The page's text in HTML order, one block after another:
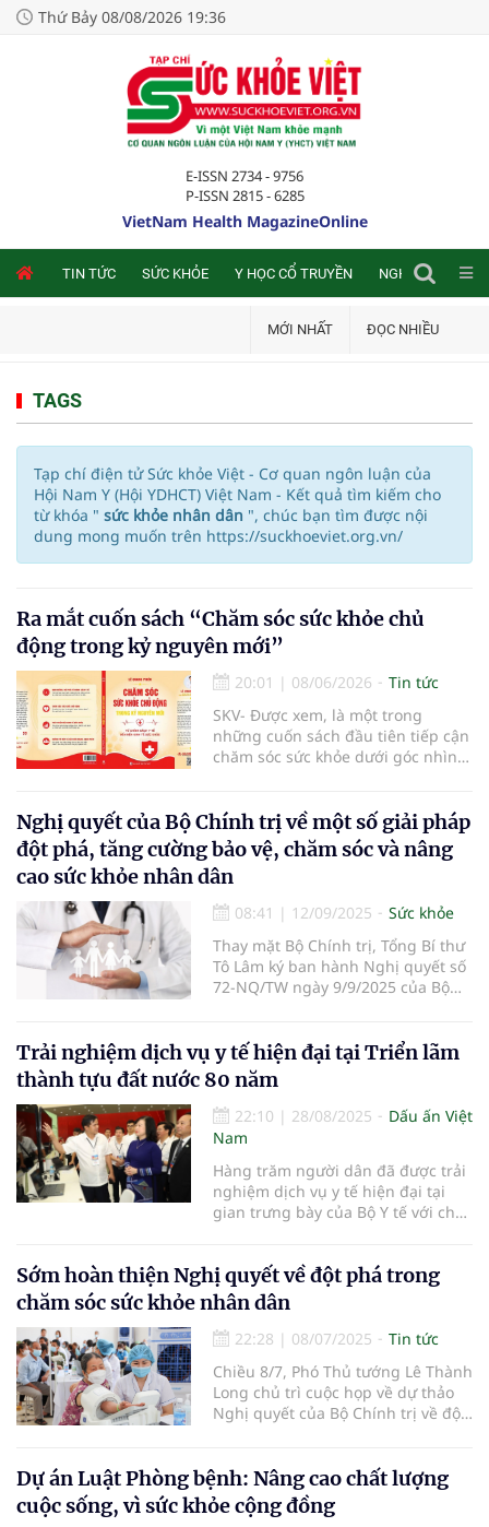
Thứ Bảy 08/08/2026 19:36
E-ISSN 2734 - 9756
P-ISSN 2815 - 6285
VietNam Health MagazineOnline
TIN TỨC SỨC KHỎE Y HỌC CỔ TRUYỀN NGHIÊN CỨU
MỚI NHẤT ĐỌC NHIỀU
TAGS
Tạp chí điện tử Sức khỏe Việt - Cơ quan ngôn luận của
Hội Nam Y (Hội YDHCT) Việt Nam - Kết quả tìm kiếm cho
từ khóa " sức khỏe nhân dân ", chúc bạn tìm được nội
dung mong muốn trên https://suckhoeviet.org.vn/
Ra mắt cuốn sách “Chăm sóc sức khỏe chủ
động trong kỷ nguyên mới”
20:01 | 08/06/2026
Tin tức
SKV- Được xem, là một trong
những cuốn sách đầu tiên tiếp cận
chăm sóc sức khỏe dưới góc nhìn
thống) đến nền kinh tế sức khỏe,
cuốn sách “Chăm sóc sức khỏe chủ
động trong kỷ nguyên mới – Từ
chính sách y tế đến nền kinh tế sức
khỏe” của tác giả Lê Quang Phiêu
vừa được Nhà xuất bản Tri Thức
xuất bản, giới thiệu tới bạn đọc
ngày 04/6/2026.
Nghị quyết của Bộ Chính trị về một số giải pháp
đột phá, tăng cường bảo vệ, chăm sóc và nâng
cao sức khỏe nhân dân
08:41 | 12/09/2025
Sức khỏe
Thay mặt Bộ Chính trị, Tổng Bí thư
Tô Lâm ký ban hành Nghị quyết số
72-NQ/TW ngày 9/9/2025 của Bộ
và nâng cao sức khỏe nhân dân”.
Trải nghiệm dịch vụ y tế hiện đại tại Triển lãm
thành tựu đất nước 80 năm
22:10 | 28/08/2025
Dấu ấn Việt
Nam
Hàng trăm người dân đã được trải
nghiệm dịch vụ y tế hiện đại tại
gian trưng bày của Bộ Y tế với chủ
Sớm hoàn thiện Nghị quyết về đột phá trong
chăm sóc sức khỏe nhân dân
22:28 | 08/07/2025
Tin tức
Chiều 8/7, Phó Thủ tướng Lê Thành
Long chủ trì cuộc họp về dự thảo
Nghị quyết của Bộ Chính trị về đột
phát triển đất nước trong kỷ
nguyên mới.
Dự án Luật Phòng bệnh: Nâng cao chất lượng
cuộc sống, vì sức khỏe cộng đồng